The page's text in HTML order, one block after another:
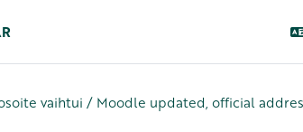
vaihtui / Moodle updated, official